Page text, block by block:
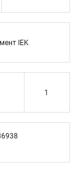
IEK
1